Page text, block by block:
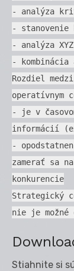
- analýza
- stanovenie
- analýza
- kombinácia
Rozdiel
operatívnym
- je v
informácií
-
zamerať sa
konkurencie
Strategický
nie je
Stiahnite si